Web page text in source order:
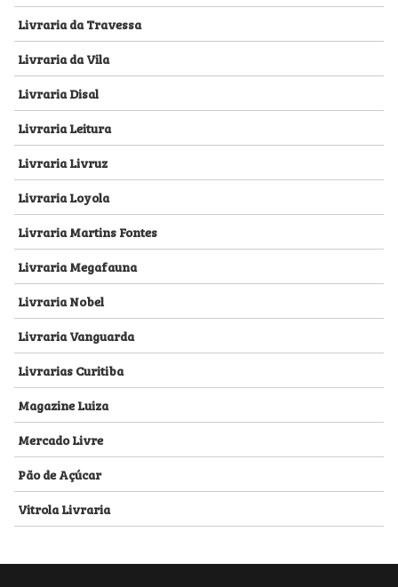
Livraria da Travessa
Livraria da Vila
Livraria Disal
Livraria Leitura
Livraria Livruz
Livraria Loyola
Livraria Martins Fontes
Livraria Megafauna
Livraria Nobel
Livraria Vanguarda
Livrarias Curitiba
Magazine Luiza
Mercado Livre
Pão de Açúcar
Vitrola Livraria